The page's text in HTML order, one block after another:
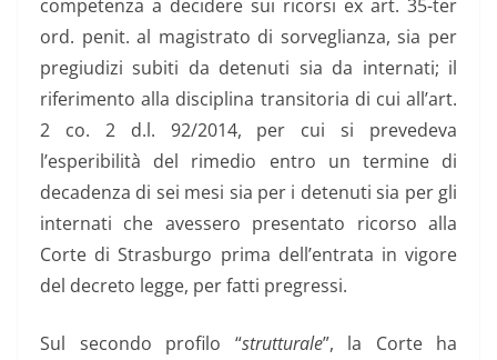
competenza a decidere sui ricorsi ex art. 35-ter
ord. penit. al magistrato di sorveglianza, sia per
pregiudizi subiti da detenuti sia da internati; il
riferimento alla disciplina transitoria di cui all’art.
2 co. 2 d.l. 92/2014, per cui si prevedeva
l’esperibilità del rimedio entro un termine di
decadenza di sei mesi sia per i detenuti sia per gli
internati che avessero presentato ricorso alla
Corte di Strasburgo prima dell’entrata in vigore
del decreto legge, per fatti pregressi.
Sul secondo profilo “strutturale”, la Corte ha